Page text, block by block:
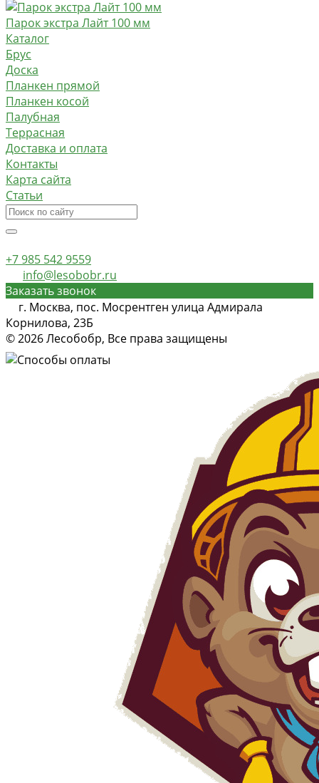
Парок экстра Лайт 100 мм
Каталог
Брус
Доска
Планкен прямой
Планкен косой
Палубная
Террасная
Доставка и оплата
Контакты
Карта сайта
Статьи
+7 985 542 9559
info@lesobobr.ru
Заказать звонок
г. Москва, пос. Мосрентген улица Адмирала
Корнилова, 23Б
© 2026 Лесобобр, Все права защищены